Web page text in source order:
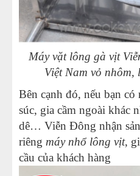
Máy vặt lông gà vịt
Việt Nam vỏ
Bên cạnh đó, nếu bạn có
súc, gia cầm ngoài khác
dê… Viễn Đông nhận
riêng máy nhổ lông vịt,
cầu của khách hàng